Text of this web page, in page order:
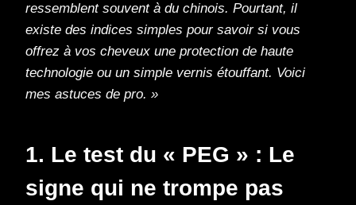
ressemblent souvent à du chinois. Pourtant, il
existe des indices simples pour savoir si vous
offrez à vos cheveux une protection de haute
technologie ou un simple vernis étouffant. Voici
mes astuces de pro. »
1. Le test du « PEG » : Le
signe qui ne trompe pas